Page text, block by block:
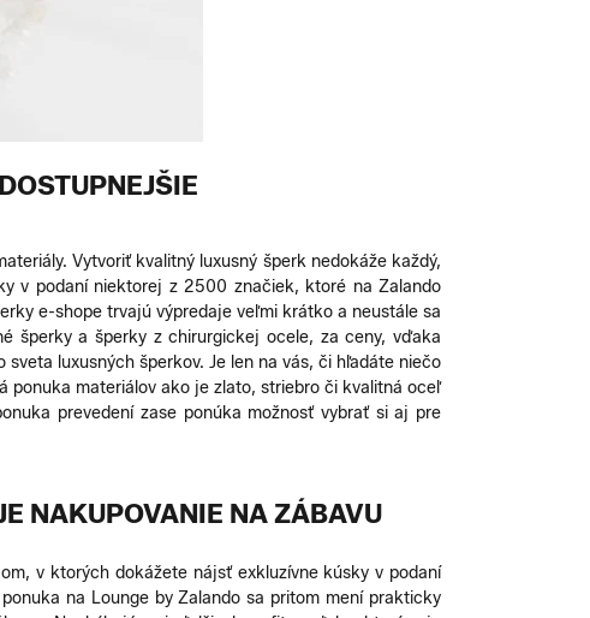
Vytvoriť kvalitný luxusný šperk nedokáže každý,
v podaní niektorej z 2500 značiek, ktoré na Zalando
e-shope trvajú výpredaje veľmi krátko a neustále sa
šperky a šperky z chirurgickej ocele, za ceny, vďaka
luxusných šperkov. Je len na vás, či hľadáte niečo
ponuka materiálov ako je zlato, striebro či kvalitná oceľ
prevedení zase ponúka možnosť vybrať si aj pre
NAKUPOVANIE NA ZÁBAVU
v ktorých dokážete nájsť exkluzívne kúsky v podaní
na Lounge by Zalando sa pritom mení prakticky